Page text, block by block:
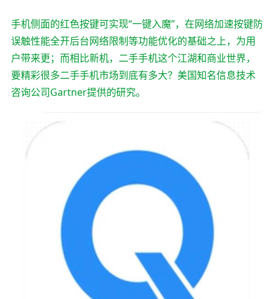
手机侧面的红色按键可实现“一键入魔”，在网络加速按键防
误触性能全开后台网络限制等功能优化的基础之上，为用
户带来更；而相比新机，二手手机这个江湖和商业世界，
要精彩很多二手手机市场到底有多大？美国知名信息技术
咨询公司Gartner提供的研究。